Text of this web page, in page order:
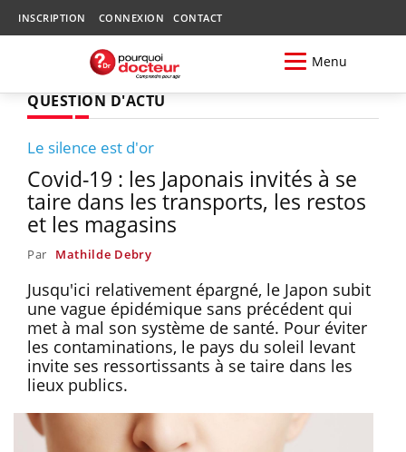
INSCRIPTION CONNEXION CONTACT
Menu
QUESTION D'ACTU
Le silence est d'or
Covid-19 : les Japonais invités à se
taire dans les transports, les restos
et les magasins
Par Mathilde Debry
Jusqu'ici relativement épargné, le Japon subit
une vague épidémique sans précédent qui
met à mal son système de santé. Pour éviter
les contaminations, le pays du soleil levant
invite ses ressortissants à se taire dans les
lieux publics.